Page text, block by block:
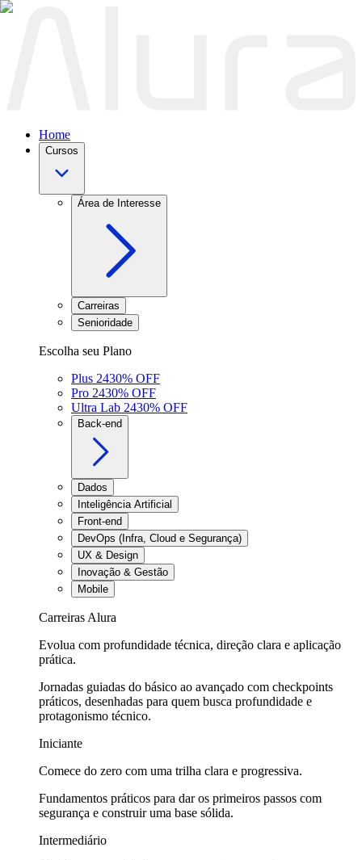
Home
Cursos
Área de Interesse
Carreiras
Senioridade
Escolha seu Plano
Plus 2430% OFF
Pro 2430% OFF
Ultra Lab 2430% OFF
Back-end
Dados
Inteligência Artificial
Front-end
DevOps (Infra, Cloud e Segurança)
UX & Design
Inovação & Gestão
Mobile
Carreiras Alura
Evolua com profundidade técnica, direção clara e aplicação
prática.
Jornadas guiadas do básico ao avançado com checkpoints
práticos, desenhadas para quem busca profundidade e
protagonismo técnico.
Iniciante
Comece do zero com uma trilha clara e progressiva.
Fundamentos práticos para dar os primeiros passos com
segurança e construir uma base sólida.
Intermediário